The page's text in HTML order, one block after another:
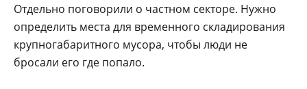
Отдельно поговорили о частном секторе. Нужно
определить места для временного складирования
крупногабаритного мусора, чтобы люди не
бросали его где попало.